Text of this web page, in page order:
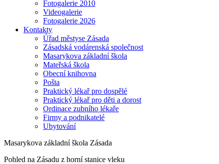
Fotogalerie 2010
Videogalerie
Fotogalerie 2026
Kontakty
Úřad městyse Zásada
Zásadská vodárenská společnost
Masarykova základní škola
Mateřská škola
Obecní knihovna
Pošta
Praktický lékař pro dospělé
Praktický lékař pro děti a dorost
Ordinace zubního lékaře
Firmy a podnikatelé
Ubytování
Masarykova základní škola Zásada
Pohled na Zásadu z horní stanice vleku